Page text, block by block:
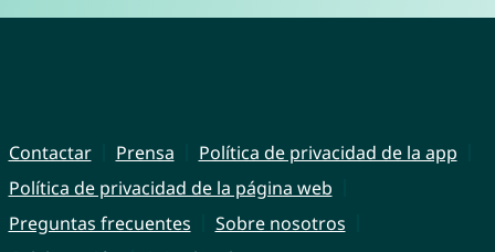
Contactar Prensa
Política de privacidad de la app
Política de privacidad de la página web
Preguntas frecuentes
Sobre nosotros